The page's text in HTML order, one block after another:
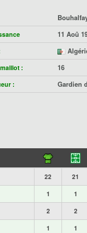
11 Aoû
: 16
: Gardien
22 21
1 1
2 2
1 1